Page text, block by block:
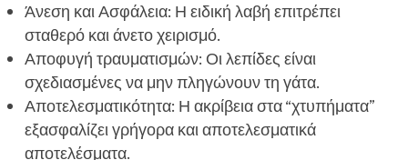
Άνεση και Ασφάλεια: Η ειδική λαβή επιτρέπει
σταθερό και άνετο χειρισμό.
Αποφυγή τραυματισμών: Οι λεπίδες είναι
σχεδιασμένες να μην πληγώνουν τη γάτα.
Αποτελεσματικότητα: Η ακρίβεια στα “χτυπήματα”
εξασφαλίζει γρήγορα και αποτελεσματικά
αποτελέσματα.